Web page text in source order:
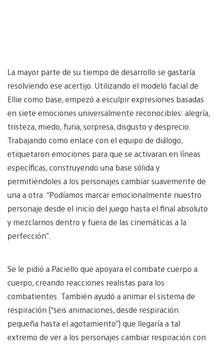
La mayor parte de su tiempo de desarrollo se gastaría
resolviendo ese acertijo. Utilizando el modelo facial de
Ellie como base, empezó a esculpir expresiones basadas
en siete emociones universalmente reconocibles: alegría,
tristeza, miedo, furia, sorpresa, disgusto y desprecio.
Trabajando como enlace con el equipo de diálogo,
etiquetaron emociones para que se activaran en líneas
específicas, construyendo una base sólida y
permitiéndoles a los personajes cambiar suavemente de
una a otra. “Podíamos marcar emocionalmente nuestro
personaje desde el inicio del juego hasta el final absoluto
y mezclarnos dentro y fuera de las cinemáticas a la
perfección”.
Se le pidió a Paciello que apoyara el combate cuerpo a
cuerpo, creando reacciones realistas para los
combatientes. También ayudó a animar el sistema de
respiración (“seis animaciones, desde respiración
pequeña hasta el agotamiento”) que llegaría a tal
extremo de ver a los personajes cambiar respiración con